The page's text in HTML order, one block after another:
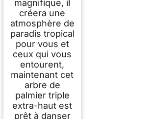
magnifique, il
créera une
atmosphère de
paradis tropical
pour vous et
ceux qui vous
entourent,
maintenant cet
arbre de
palmier triple
extra-haut est
prêt à danser